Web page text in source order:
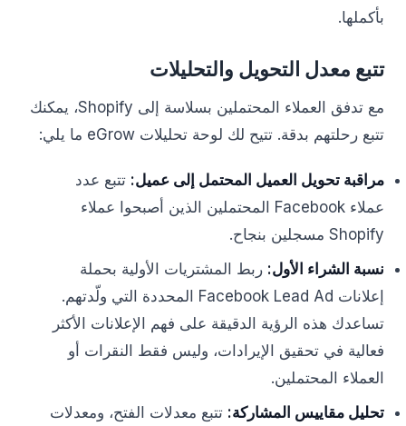
بأكملها.
تتبع معدل التحويل والتحليلات
مع تدفق العملاء المحتملين بسلاسة إلى Shopify، يمكنك
تتبع رحلتهم بدقة. تتيح لك لوحة تحليلات eGrow ما يلي:
مراقبة تحويل العميل المحتمل إلى عميل: تتبع عدد
عملاء Facebook المحتملين الذين أصبحوا عملاء
Shopify مسجلين بنجاح.
نسبة الشراء الأول: ربط المشتريات الأولية بحملة
إعلانات Facebook Lead Ad المحددة التي ولّدتهم.
تساعدك هذه الرؤية الدقيقة على فهم الإعلانات الأكثر
فعالية في تحقيق الإيرادات، وليس فقط النقرات أو
العملاء المحتملين.
تحليل مقاييس المشاركة: تتبع معدلات الفتح، ومعدلات